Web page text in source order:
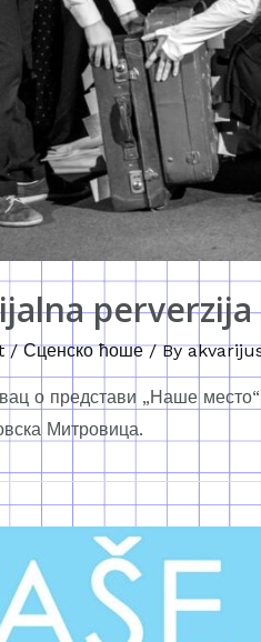
perverzija
/Сценско ћоше/ By
о представи „Наше место“
Митровица.